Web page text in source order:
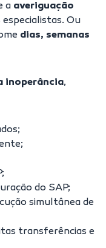
a averiguação
especialistas. Ou
dias, semanas
inoperância,
do SAP;
simultânea de
transferências e